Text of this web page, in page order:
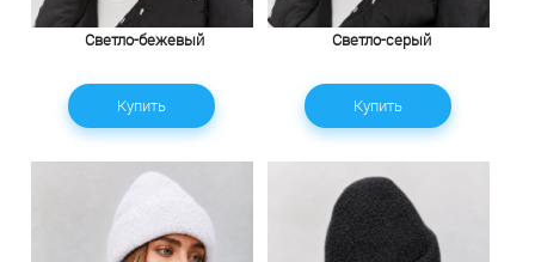
Светло-бежевый
Купить
Светло-серый
Купить